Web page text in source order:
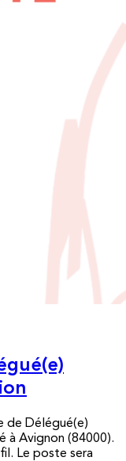
de Délégué(e)
à Avignon (84000).
Le poste sera